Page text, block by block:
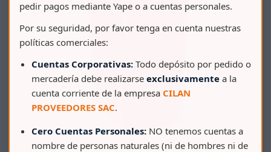
pedir pagos mediante Yape o a cuentas personales.
Por su seguridad, por favor tenga en cuenta nuestras
políticas comerciales:
Cuentas Corporativas: Todo depósito por pedido o
mercadería debe realizarse exclusivamente a la
cuenta corriente de la empresa CILAN
PROVEEDORES SAC.
Cero Cuentas Personales: NO tenemos cuentas a
nombre de personas naturales (ni de hombres ni de